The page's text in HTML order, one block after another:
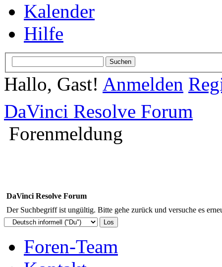
Kalender
Hilfe
Hallo, Gast! Anmelden
DaVinci Resolve Forum
Forenmeldung
DaVinci Resolve Forum
Der Suchbegriff ist ungültig. Bitte gehe zurück und versuche es
Foren-Team